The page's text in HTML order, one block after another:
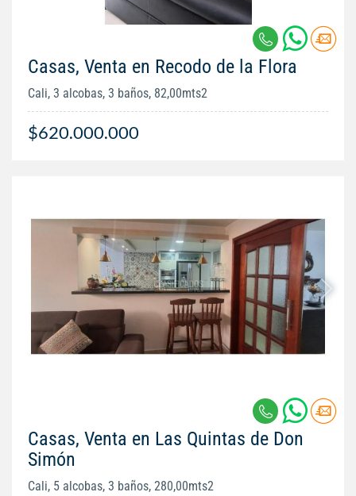
Casas, Venta en Recodo de la Flora
Cali, 3 alcobas, 3 baños, 82,00mts2
$620.000.000
Casas, Venta en Las Quintas de Don
Simón
Cali, 5 alcobas, 3 baños, 280,00mts2